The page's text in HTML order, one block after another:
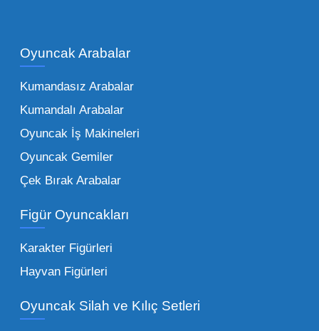
kadar zengindir. Bir mağazanın veya eğitim
çeşitliliği ile doğru orantılıdır. İşte Mega
Oyuncak bünyesinde öne çıkan ve en çok
tercih edilen kategorilerimiz:
Peluş Oyuncaklar:
vazgeçilmezi olan yumuşak dokulu sevilen
seçeneklerimizi keşfederek koleksiyonunuza
en sevilen karakterleri ekleyebilirsiniz.
Eğitici Setler:
tarafından tercih edilentoptan eğitici
Oyuncak Arabalar
Kumandasız Arabalar
Kumandalı Arabalar
Oyuncak İş Makineleri
Oyuncak Gemiler
Çek Bırak Arabalar
Figür Oyuncakları
Karakter Figürleri
Hayvan Figürleri
Oyuncak Silah ve Kılıç Setleri